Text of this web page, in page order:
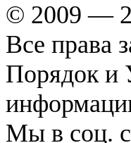
© 2009 —
Все права
Порядок и
Мы в соц.